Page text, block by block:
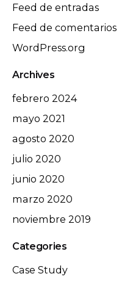
Feed de entradas
Feed de comentarios
WordPress.org
Archives
febrero 2024
mayo 2021
agosto 2020
julio 2020
junio 2020
marzo 2020
noviembre 2019
Categories
Case Study